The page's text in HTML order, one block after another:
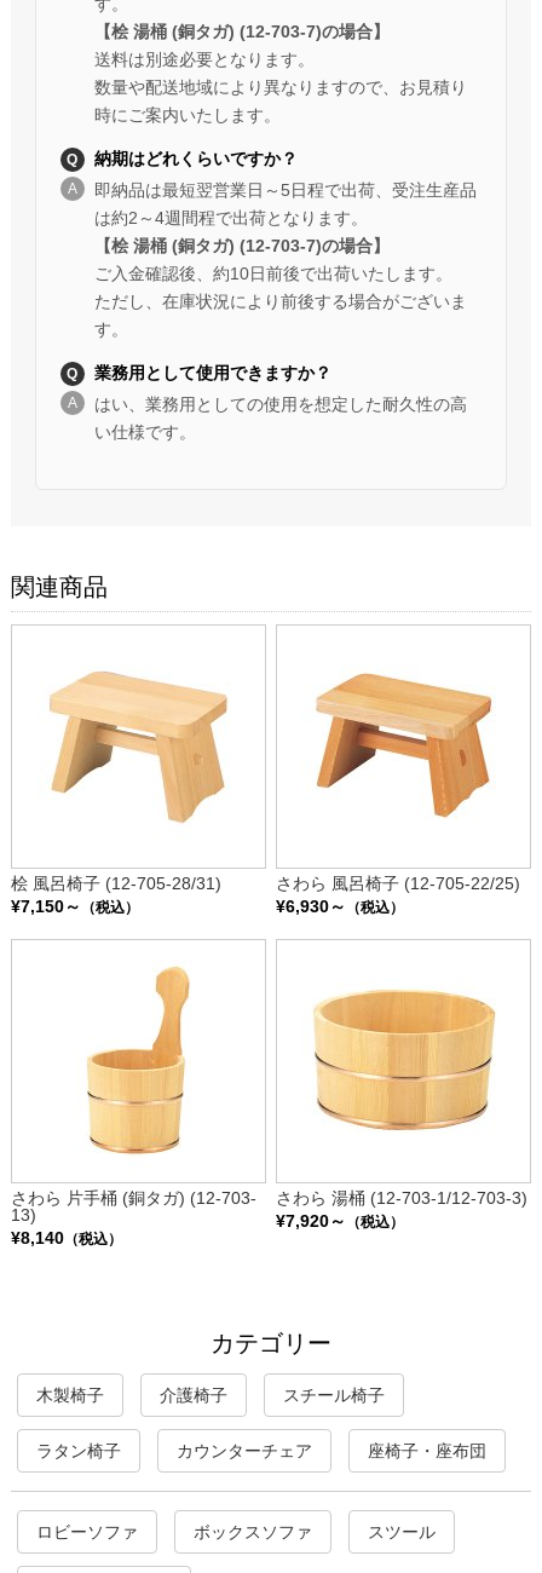
【桧 湯桶 (銅タガ) (12-703-7)の場合】
送料は別途必要となります。
数量や配送地域により異なりますので、お見積り
時にご案内いたします。
納期はどれくらいですか？
即納品は最短翌営業日～5日程で出荷、受注生産品
は約2～4週間程で出荷となります。
【桧 湯桶 (銅タガ) (12-703-7)の場合】
ご入金確認後、約10日前後で出荷いたします。
ただし、在庫状況により前後する場合がございま
す。
業務用として使用できますか？
はい、業務用としての使用を想定した耐久性の高
い仕様です。
関連商品
桧 風呂椅子 (12-705-28/31)
¥7,150～
（税込）
さわら 風呂椅子 (12-705-22/25)
¥6,930～
（税込）
さわら 片手桶 (銅タガ) (12-703-
13)
¥8,140（税込）
さわら 湯桶 (12-703-1/12-703-3)
¥7,920～
（税込）
カテゴリー
木製椅子 介護椅子 スチール椅子
ラタン椅子 カウンターチェア 座椅子・座布団
ロビーソファ ボックスソファ スツール